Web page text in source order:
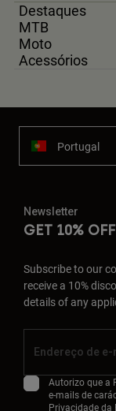
Destaques
MTB
Moto
Acessórios
Portugal
Newsletter
GET 10%
Subscribe to our
receive a 10%
details of any
Autorizo que a
e-mails de
Privacidadeda